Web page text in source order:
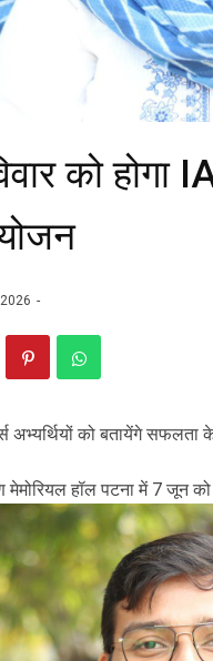
को होगा
अभ्यर्थियों को बतायेंगे सफलता
मेमोरियल हॉल पटना में 7 जून